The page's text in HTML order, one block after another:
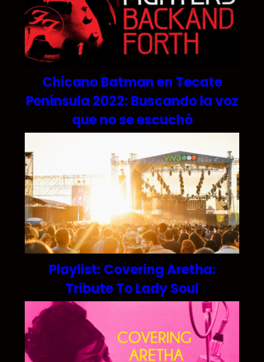
Chicano Batman en Tecate
Península 2022: Buscando la voz
que no se escuchó
Playlist: Covering Aretha:
Tribute To Lady Soul